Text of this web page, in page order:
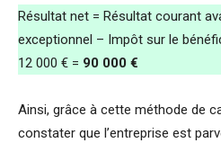
Résultat net = Résultat courant
exceptionnel – Impôt sur le
12 000 € = 90 000 €
Ainsi, grâce à cette méthode de
constater que l’entreprise est